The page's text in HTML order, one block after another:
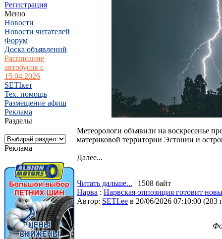
Регистрация
Меню
Новости
Новости читателей
Форум
Доска объявлений
Расписание
автобусов с
15.04.2026
SETIкет
Тех. помощь
Размещение афиш
Реклама
Разделы
Реклама
Метеорологи объявили на воскресенье
материковой территории Эстонии и
Далее...
Читать дальше... | 1508 байт
Нарва : Нарвская оппозиция готовит
Автор: SETI.ee в 20/06/2026 07:10:00 (283